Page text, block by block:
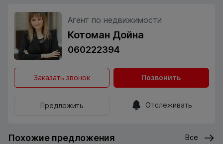
Агент по недвижимости
Котоман Дойна
060222394
Заказать звонок Позвонить
Предложить Отслеживать
Похожие предложения Все